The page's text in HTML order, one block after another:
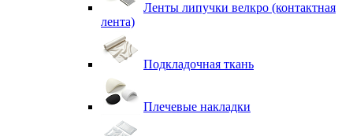
Ленты липучки велкро (контактная
лента)
Подкладочная ткань
Плечевые накладки